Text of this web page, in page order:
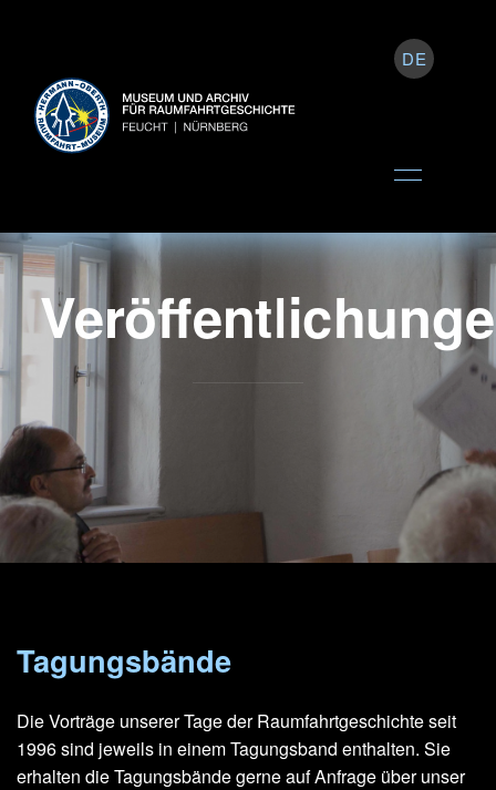
DE
Tagungsbände
Die Vorträge unserer Tage der Raumfahrtgeschichte seit
1996 sind jeweils in einem Tagungsband enthalten. Sie
erhalten die Tagungsbände gerne auf Anfrage über unser